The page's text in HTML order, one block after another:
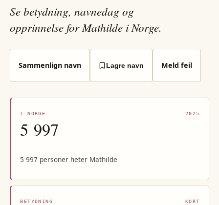
Se betydning, navnedag og
opprinnelse for Mathilde i Norge.
Sammenlign navn Lagre navn Meld feil
I NORGE 2025
5 997
5 997 personer heter Mathilde
BETYDNING KORT